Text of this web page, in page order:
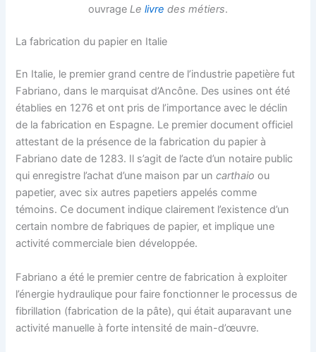
ouvrage Le livre des métiers.
La fabrication du papier en Italie
En Italie, le premier grand centre de l’industrie papetière fut
Fabriano, dans le marquisat d’Ancône. Des usines ont été
établies en 1276 et ont pris de l’importance avec le déclin
de la fabrication en Espagne. Le premier document officiel
attestant de la présence de la fabrication du papier à
Fabriano date de 1283. Il s’agit de l’acte d’un notaire public
qui enregistre l’achat d’une maison par uncarthaio ou
papetier, avec six autres papetiers appelés comme
témoins. Ce document indique clairement l’existence d’un
certain nombre de fabriques de papier, et implique une
activité commerciale bien développée.
Fabriano a été le premier centre de fabrication à exploiter
l’énergie hydraulique pour faire fonctionner le processus de
fibrillation (fabrication de la pâte), qui était auparavant une
activité manuelle à forte intensité de main-d’œuvre.